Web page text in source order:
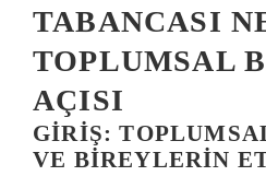
TABANCASI
TOPLUMSAL
AÇISI
GIRIŞ:
VE BIREYLERIN